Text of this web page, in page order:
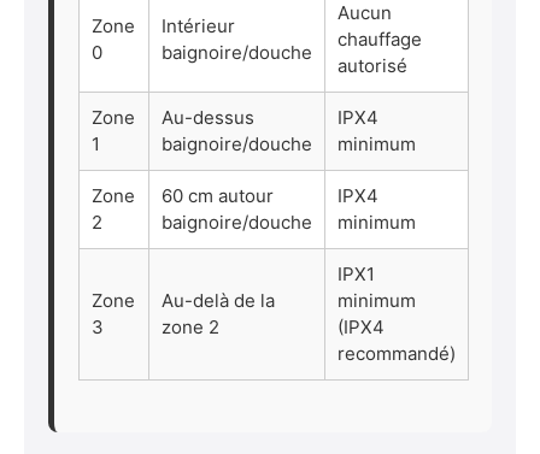
Zone
0
Intérieur
baignoire/douche
Aucun
chauffage
autorisé
Zone
1
Au-dessus
baignoire/douche
IPX4
minimum
Zone
2
60 cm autour
baignoire/douche
IPX4
minimum
Zone
3
Au-delà de la
zone 2
IPX1
minimum
(IPX4
recommandé)